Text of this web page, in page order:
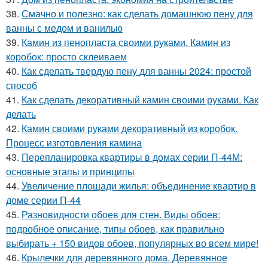
38. Смачно и полезно: как сделать домашнюю пену для
ванны с медом и ванилью
39. Камин из пенопласта своими руками. Камин из
коробок: просто склеиваем
40. Как сделать твердую пену для ванны 2024: простой
способ
41. Как сделать декоративный камин своими руками. Как
делать
42. Камин своими руками декоративный из коробок.
Процесс изготовления камина
43. Перепланировка квартиры в домах серии П-44М:
основные этапы и принципы
44. Увеличение площади жилья: объединение квартир в
доме серии П-44
45. Разновидности обоев для стен. Виды обоев:
подробное описание, типы обоев, как правильно
выбирать + 150 видов обоев, популярных во всем мире!
46. Крылечки для деревянного дома. Деревянное